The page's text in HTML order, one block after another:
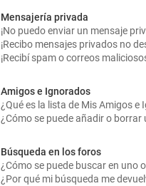
Mensajería privada
¡No puedo enviar un mensaje
¡Recibo mensajes privados no
¡Recibí spam o correos
Amigos e Ignorados
¿Qué es la lista de Mis Amigos e
¿Cómo se puede añadir o
Búsqueda en los foros
¿Cómo se puede buscar en uno
¿Por qué mi búsqueda me